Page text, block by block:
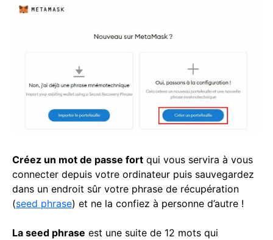
Créez un mot de passe fort qui vous servira à vous
connecter depuis votre ordinateur puis sauvegardez
dans un endroit sûr votre phrase de récupération
(seed phrase) et ne la confiez à personne d’autre !
La seed phrase est une suite de 12 mots qui